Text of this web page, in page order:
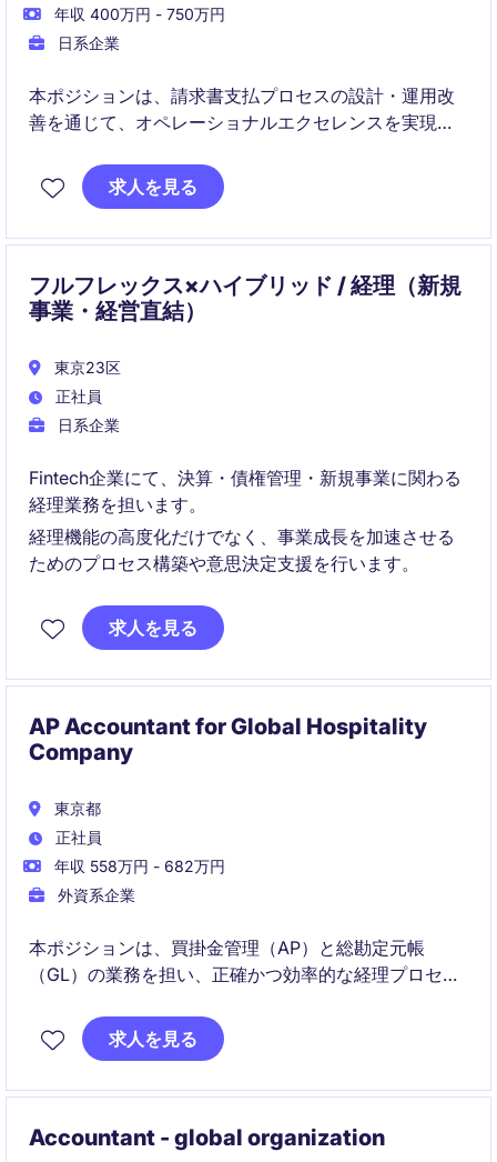
年収 400万円 - 750万円
日系企業
本ポジションは、請求書支払プロセスの設計・運用改
善を通じて、オペレーショナルエクセレンスを実現す
ら、デジタル化や自動化を推進し、業務効率化とユー
ザーエクスペリエンス向上に貢献いただきます。
求人を見る
フルフレックス×ハイブリッド / 経理（新規
事業・経営直結）
東京23区
正社員
日系企業
Fintech企業にて、決算・債権管理・新規事業に関わる
経理業務を担います。
経理機能の高度化だけでなく、事業成長を加速させる
ためのプロセス構築や意思決定支援を行います。
求人を見る
AP Accountant for Global Hospitality
Company
東京都
正社員
年収 558万円 - 682万円
外資系企業
本ポジションは、買掛金管理（AP）と総勘定元帳
（GL）の業務を担い、正確かつ効率的な経理プロセス
ィングなど、経理業務全般を横断的にサポートいただ
きます。
求人を見る
Accountant - global organization